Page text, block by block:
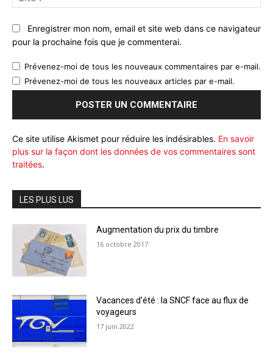
:
Enregistrer mon nom, email et site web dans ce navigateur
pour la prochaine fois que je commenterai.
Prévenez-moi de tous les nouveaux commentaires par e-mail.
Prévenez-moi de tous les nouveaux articles par e-mail.
Ce site utilise Akismet pour réduire les indésirables. En savoir
plus sur la façon dont les données de vos commentaires sont
traitées.
LES PLUS LUS
Augmentation du prix du timbre
16 octobre 2017
Vacances d’été : la SNCF face au flux de
voyageurs
17 juin 2022